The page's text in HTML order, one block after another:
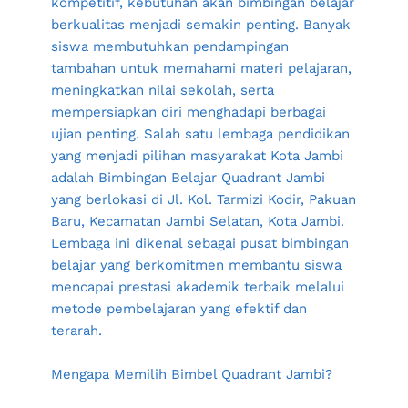
berkualitas menjadi semakin penting. Banyak
siswa membutuhkan pendampingan
tambahan untuk memahami materi pelajaran,
meningkatkan nilai sekolah, serta
mempersiapkan diri menghadapi berbagai
ujian penting. Salah satu lembaga pendidikan
yang menjadi pilihan masyarakat Kota Jambi
adalah Bimbingan Belajar Quadrant Jambi
yang berlokasi di Jl. Kol. Tarmizi Kodir, Pakuan
Baru, Kecamatan Jambi Selatan, Kota Jambi.
Lembaga ini dikenal sebagai pusat bimbingan
belajar yang berkomitmen membantu siswa
mencapai prestasi akademik terbaik melalui
metode pembelajaran yang efektif dan
terarah.
Mengapa Memilih Bimbel Quadrant Jambi?